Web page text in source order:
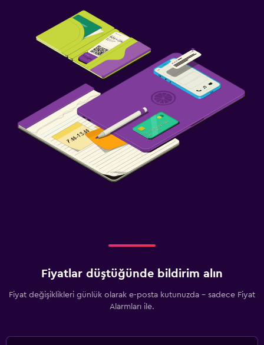
Fiyatlar düştüğünde bildirim alın
Fiyat değişiklikleri günlük olarak e-posta kutunuzda - sadece Fiyat
Alarmları ile.